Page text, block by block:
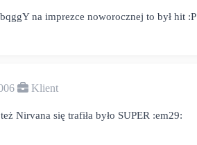
na imprezce noworocznej to był hit :P
Klient
Nirvana się trafiła było SUPER :em29: